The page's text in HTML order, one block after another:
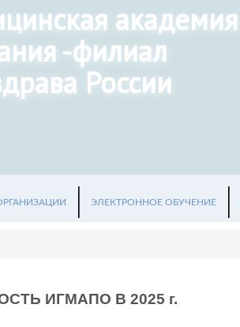
академия
-филиал
России
ЭЛЕКТРОННОЕ ОБУЧЕНИЕ
ИГМАПО В 2025 г.